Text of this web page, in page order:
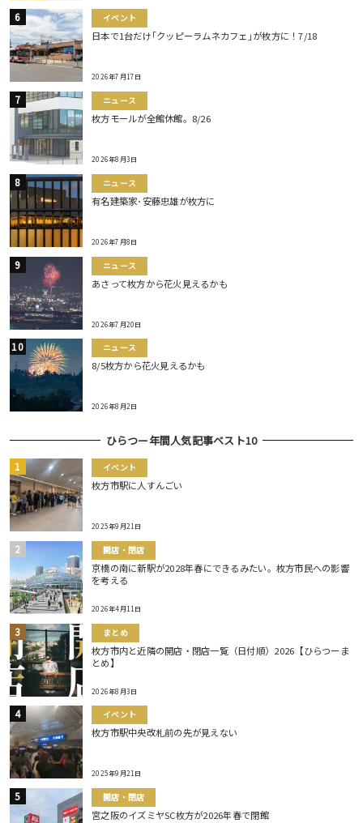
イベント
日本で1台だけ｢クッピーラムネカフェ｣が枚方に！7/18
2026年7月17日
ニュース
枚方モールが全館休館。8/26
2026年8月3日
ニュース
有名建築家･安藤忠雄が枚方に
2026年7月8日
ニュース
あさって枚方から花火見えるかも
2026年7月20日
ニュース
8/5枚方から花火見えるかも
2026年8月2日
ひらつー年間人気記事ベスト10
イベント
枚方市駅に人すんごい
2025年9月21日
開店・閉店
京橋の南に新駅が2028年春にできるみたい。枚方市民への影響
を考える
2026年4月11日
まとめ
枚方市内と近隣の開店・閉店一覧（日付順）2026【ひらつーま
とめ】
2026年8月3日
イベント
枚方市駅中央改札前の先が見えない
2025年9月21日
開店・閉店
宮之阪のイズミヤSC枚方が2026年春で閉館